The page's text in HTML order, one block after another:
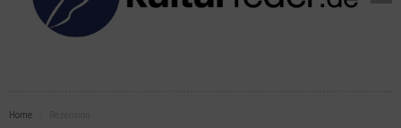
Home